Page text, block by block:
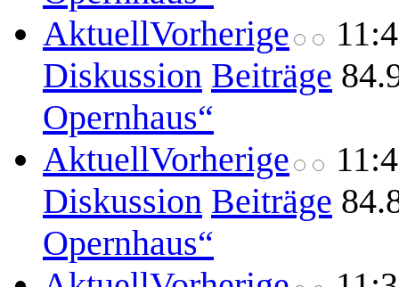
AktuellVorherige
Diskussion Beiträge
Opernhaus“
AktuellVorherige
Diskussion Beiträge
Opernhaus“